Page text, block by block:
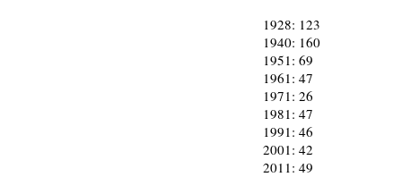
1928: 123
1940: 160
1951: 69
1961: 47
1971: 26
1981: 47
1991: 46
2001: 42
2011: 49